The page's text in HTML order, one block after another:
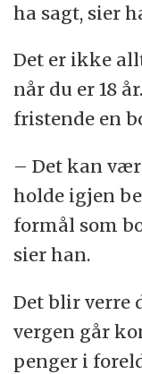
ha sagt, sier
Det er ikke
når du er 18
fristende en
– Det kan
holde igjen
formål som
sier han.
Det blir verre
vergen går
penger i